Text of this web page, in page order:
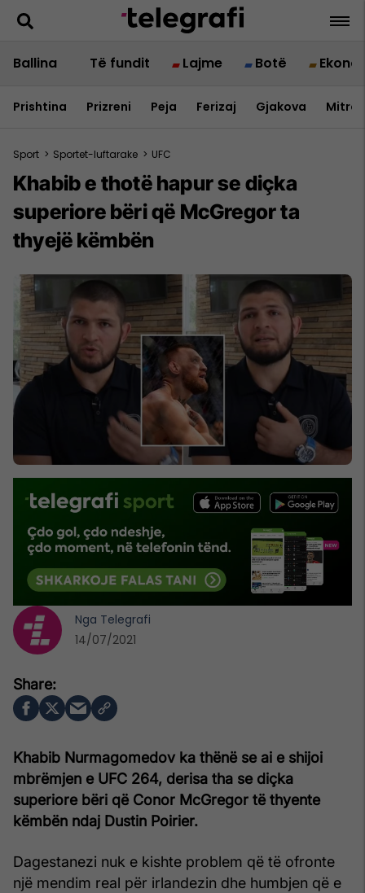
Ballina Të fundit Lajme Botë
Prishtina Prizreni Peja Ferizaj Gjakova
Sport > Sportet-luftarake > UFC
Khabib e thotë hapur se diçka
superiore bëri që McGregor ta
thyejë këmbën
Khabib Nurmagomedov ka thënë se ai e shijoi
mbrëmjen e UFC 264, derisa tha se diçka
superiore bëri që Conor McGregor të thyente
këmbën ndaj Dustin Poirier.
Dagestanezi nuk e kishte problem që të ofronte
një mendim real për irlandezin dhe humbjen që e
Nga Telegrafi
14/07/2021